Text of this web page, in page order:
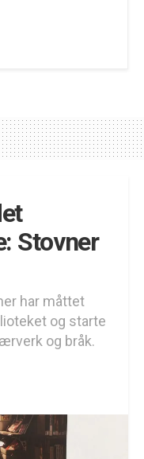
Stovner
har måttet
og starte
og bråk.